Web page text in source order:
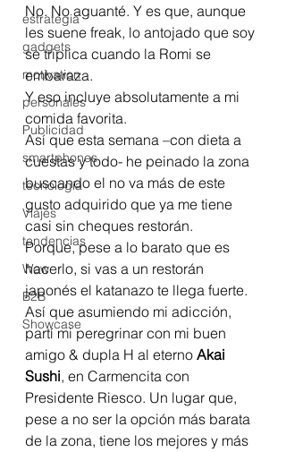
estrategia
gadgets
motivation
personales
Publicidad
smartphones
tecnología
Viajes
tendencias
Wow
B2B
Showcase
No. No aguanté. Y es que, aunque
les suene freak, lo antojado que soy
se triplica cuando la Romi se
embaraza.
Y eso incluye absolutamente a mi
comida favorita.
Así que esta semana –con dieta a
cuestas y todo- he peinado la zona
buscando el no va más de este
gusto adquirido que ya me tiene
casi sin cheques restorán.
Porque, pese a lo barato que es
hacerlo, si vas a un restorán
japonés el katanazo te llega fuerte.
Así que asumiendo mi adicción,
partí mi peregrinar con mi buen
amigo & dupla H al eterno Akai
Sushi, en Carmencita con
Presidente Riesco. Un lugar que,
pese a no ser la opción más barata
de la zona, tiene los mejores y más